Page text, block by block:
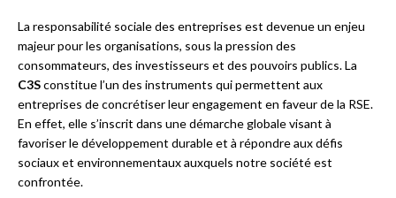
La responsabilité sociale des entreprises est devenue un enjeu
majeur pour les organisations, sous la pression des
consommateurs, des investisseurs et des pouvoirs publics. La
C3Sconstitue l’un des instruments qui permettent aux
entreprises de concrétiser leur engagement en faveur de la RSE.
En effet, elle s’inscrit dans une démarche globale visant à
favoriser le développement durable et à répondre aux défis
sociaux et environnementaux auxquels notre société est
confrontée.